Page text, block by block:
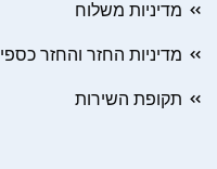
מדיניות משלוח
מדיניות החזר והחזר כספי
תקופת השירות